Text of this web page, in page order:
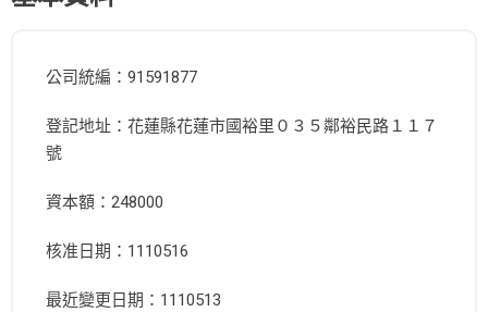
公司統編：91591877
登記地址：花蓮縣花蓮市國裕里０３５鄰裕民路１１７
號
資本額：248000
核准日期：1110516
最近變更日期：1110513